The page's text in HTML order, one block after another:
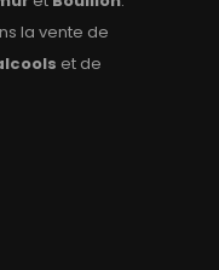
la vente de
et de